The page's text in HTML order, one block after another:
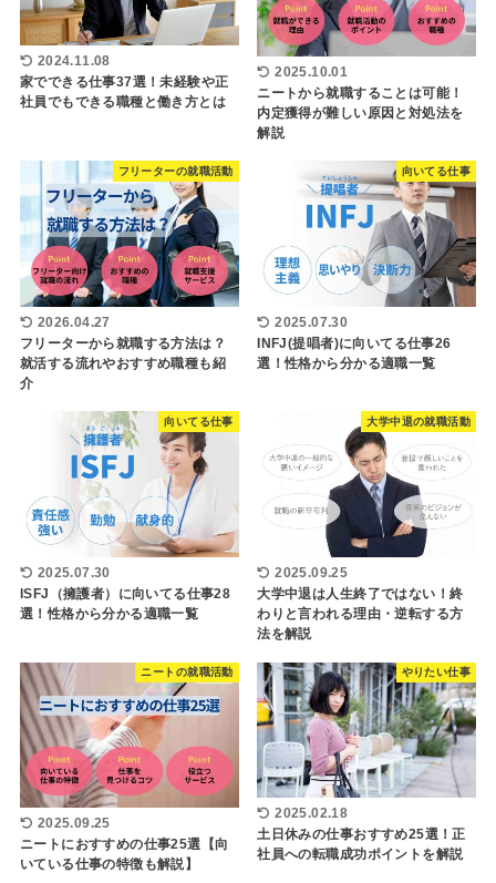
2024.11.08
家でできる仕事37選！未経験や正
社員でもできる職種と働き方とは
2025.10.01
ニートから就職することは可能！
内定獲得が難しい原因と対処法を
解説
フリーターの就職活動
2026.04.27
フリーターから就職する方法は？
就活する流れやおすすめ職種も紹
介
向いてる仕事
2025.07.30
INFJ(提唱者)に向いてる仕事26
選！性格から分かる適職一覧
向いてる仕事
2025.07.30
ISFJ（擁護者）に向いてる仕事28
選！性格から分かる適職一覧
大学中退の就職活動
2025.09.25
大学中退は人生終了ではない！終
わりと言われる理由・逆転する方
法を解説
ニートの就職活動
2025.09.25
ニートにおすすめの仕事25選【向
いている仕事の特徴も解説】
やりたい仕事
2025.02.18
土日休みの仕事おすすめ25選！正
社員への転職成功ポイントを解説